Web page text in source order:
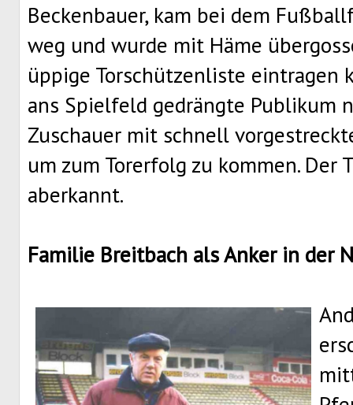
Beckenbauer, kam bei dem
weg und wurde mit Häme
üppige Torschützenliste eintragen
ans Spielfeld gedrängte Publikum
Zuschauer mit schnell
um zum Torerfolg zu kommen.
aberkannt.
Familie Breitbach als Anker in der